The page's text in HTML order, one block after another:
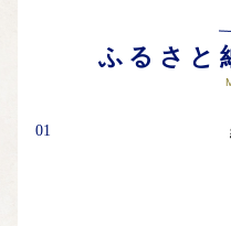
ふるさと
01